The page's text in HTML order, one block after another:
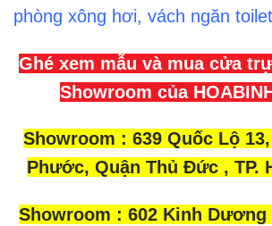
phòng xông hơi, vách ngăn toilet
Ghé xem mẫu và mua cửa
Showroom của
Showroom : 639 Quốc Lộ
Phước, Quận Thủ Đức , TP.
Showroom : 602 Kinh Dương